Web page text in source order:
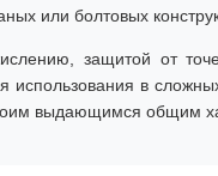
или болтовых
защитой от
использования в
выдающимся общим